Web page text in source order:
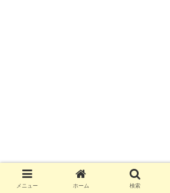
メニュー ホーム 検索